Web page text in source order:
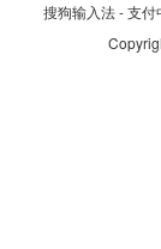
搜狗输入法-支付